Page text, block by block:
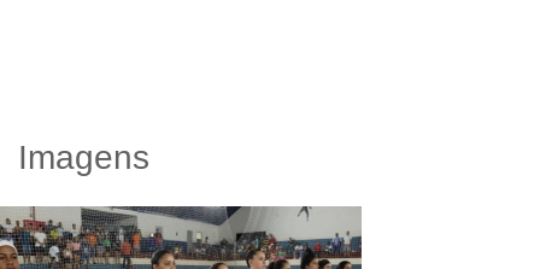
Imagens